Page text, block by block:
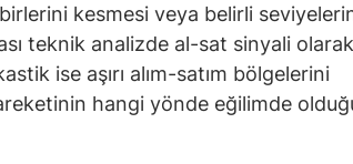
kesmesi veya belirli
teknik analizde al-sat sinyali olarak
ise aşırı alım-satım bölgelerini
hangi yönde eğilimde